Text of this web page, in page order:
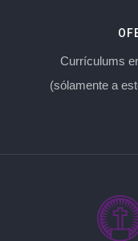
Currículums
(sólamente a